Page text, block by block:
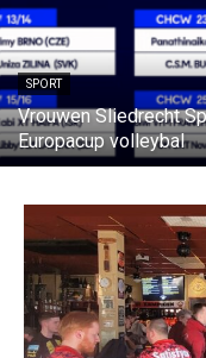
SPORT
Vrouwen Sliedrecht
Europacup volleybal